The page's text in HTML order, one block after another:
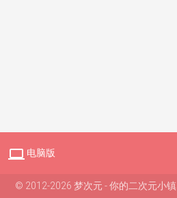
 电脑版
© 2012-2026 梦次元 - 你的二次元小镇